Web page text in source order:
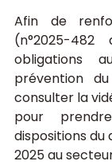
Afin de
(n°2025-
obligations
prévention
consulter la
pour
dispositions du
2025 au